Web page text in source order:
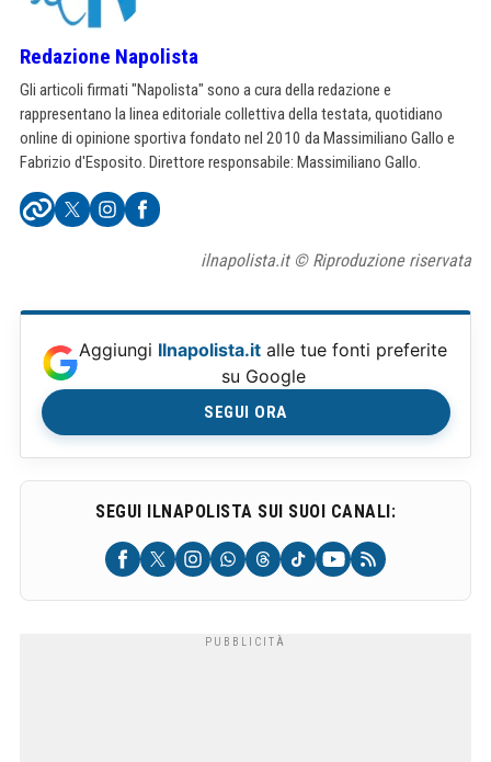
Redazione Napolista
Gli articoli firmati "Napolista" sono a cura della redazione e
rappresentano la linea editoriale collettiva della testata, quotidiano
online di opinione sportiva fondato nel 2010 da Massimiliano Gallo e
Fabrizio d'Esposito. Direttore responsabile: Massimiliano Gallo.
ilnapolista.it © Riproduzione riservata
Aggiungi Ilnapolista.it alle tue fonti preferite
su Google
SEGUI ORA
SEGUI ILNAPOLISTA SUI SUOI CANALI: